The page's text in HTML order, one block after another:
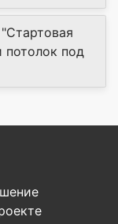
потолок под